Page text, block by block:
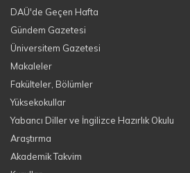
DAÜ'de Geçen Hafta
Gündem Gazetesi
Üniversitem Gazetesi
Makaleler
Fakülteler, Bölümler
Yüksekokullar
Yabancı Diller ve İngilizce Hazırlık Okulu
Araştırma
Akademik Takvim